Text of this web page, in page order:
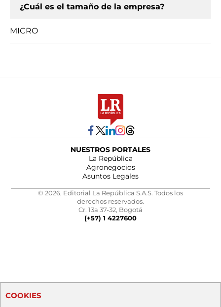
¿Cuál es el tamaño de la empresa?
MICRO
NUESTROS PORTALES
La República
Agronegocios
Asuntos Legales
© 2026, Editorial La República S.A.S. Todos los
derechos reservados.
Cr. 13a 37-32, Bogotá
(+57) 1 4227600
COOKIES